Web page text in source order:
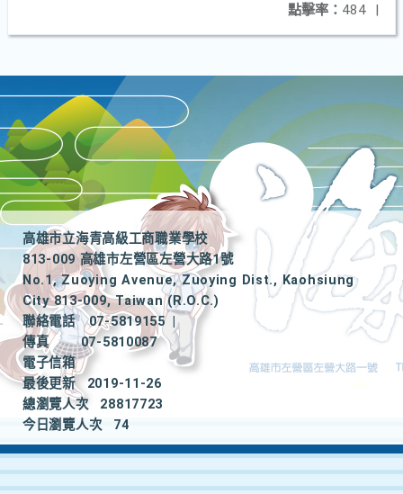
點擊率： 484 |
高雄市立海青高級工商職業學校
813-009 高雄市左營區左營大路1號
No.1, Zuoying Avenue, Zuoying Dist., Kaohsiung
City 813-009, Taiwan (R.O.C.)
聯絡電話
07-5819155
|
傳真
07-5810087
電子信箱
最後更新
2019-11-26
總瀏覽人次
28817723
今日瀏覽人次
74